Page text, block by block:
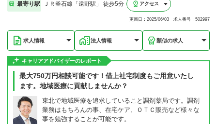
最寄り駅 ＪＲ釜石線「遠野駅」 徒歩5分 アクセス
更新日：2025/06/03 求人番号：502997
求人情報 法人情報 類似の求人
キャリアアドバイザーのレポート
最大750万円相談可能です！借上社宅制度もご用意いたし
ます。地域医療に貢献しませんか？
東北で地域医療を追求していること調剤薬局です。調剤
業務はもちろんの事、在宅ケア、ＯＴＣ販売など様々な
事を勉強することが可能です。